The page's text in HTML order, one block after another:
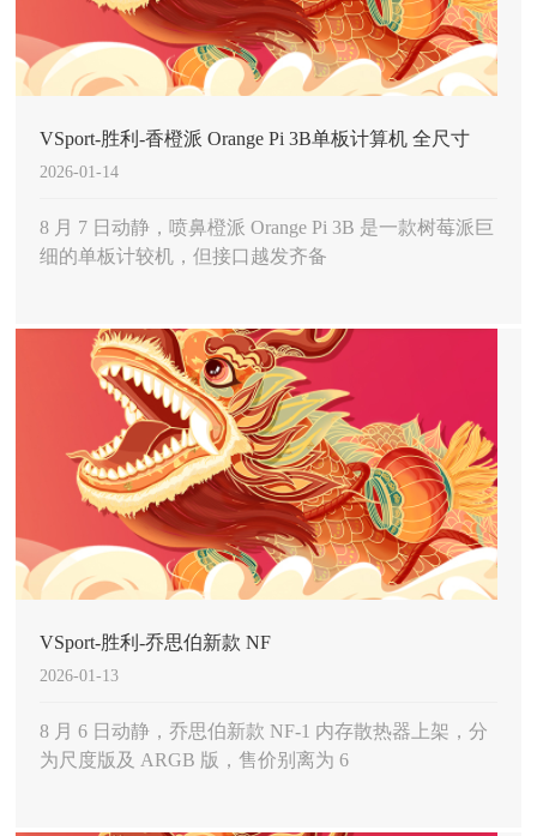
VSport-胜利-香橙派 Orange Pi 3B单板计算机 全尺寸
HDMI 接口和一个 M.2 存储插槽 售价 35 美元起
2026-01-14
8 月 7 日动静，喷鼻橙派 Orange Pi 3B 是一款树莓派巨
细的单板计较机，但接口越发齐备
VSport-胜利-乔思伯新款 NF
2026-01-13
8 月 6 日动静，乔思伯新款 NF-1 内存散热器上架，分
为尺度版及 ARGB 版，售价别离为 6